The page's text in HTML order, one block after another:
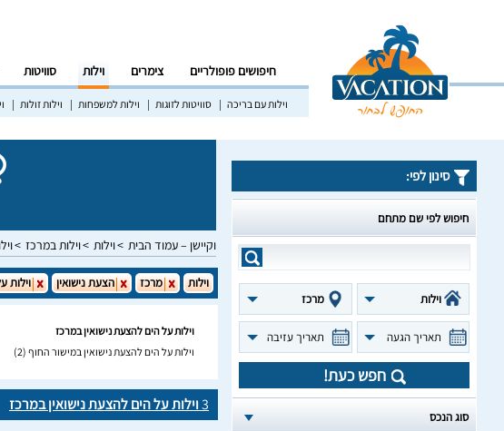
חיפושים פופולריים צימרים וילות סוויטות
וילות עם בריכה סוויטות לזוגות וילות למשפחות וילות זולות
וקיישן – עמוד הבית וילות וילות במרכז
סינון לפי:
חיפוש לפי שם מתחם
וילות מרכז
תאריך הגעה תאריך עזיבה
חפש כעת!
סוג הנכס
וילות מרכז הצעת נישואין וילות
וילות על הים להצעת נישואין במרכז
וילות על הים להצעת נישואין במישור החוף (2)
3וילות על הים להצעת נישואין במרכז